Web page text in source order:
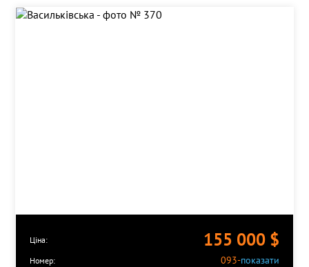
Героїв Дніпра
Голосіївська
Лук'янівська
Ціна: 155 000 $
Номер: 093-показати